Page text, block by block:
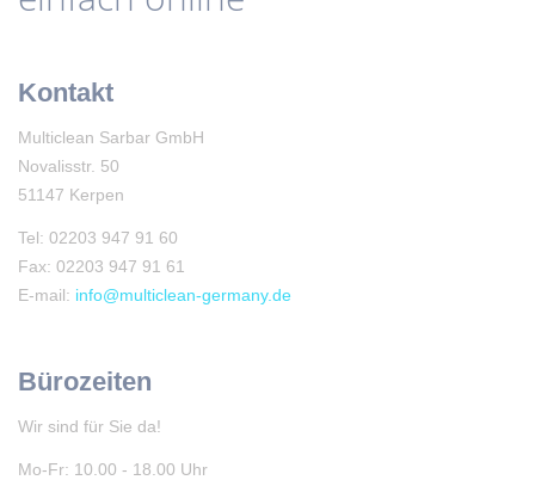
Kontakt
Multiclean Sarbar GmbH
Novalisstr. 50
51147 Kerpen
Tel: 02203 947 91 60
Fax: 02203 947 91 61
E-mail: info@multiclean-germany.de
Bürozeiten
Wir sind für Sie da!
Mo-Fr: 10.00 - 18.00 Uhr